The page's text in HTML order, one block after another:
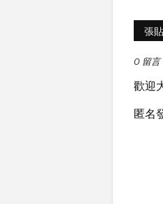
張
0 留言
歡迎
匿名